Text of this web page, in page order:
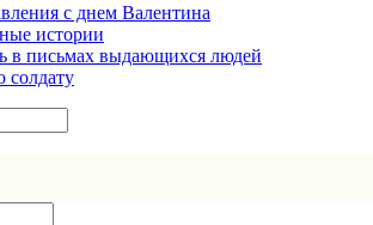
с днем Валентина
истории
в письмах выдающихся людей
солдату